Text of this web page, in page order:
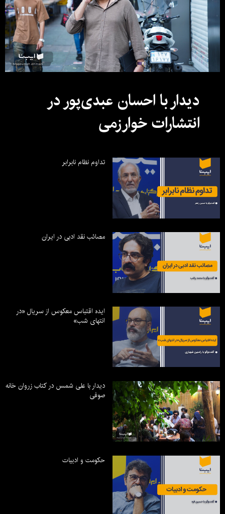
دیدار با احسان عبدی‌پور در
انتشارات خوارزمی
تداوم نظام نابرابر
مصائب نقد ادبی در ایران
ایده اقتباس معکوس از سریال «در
انتهای شب»
دیدار با علی شمس در کتاب زروان خانه
صوفی
حکومت و ادبیات